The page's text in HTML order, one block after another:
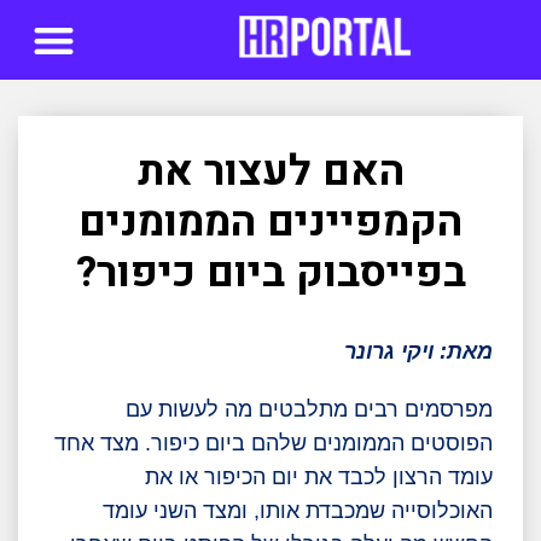
האם לעצור את
הקמפיינים הממומנים
בפייסבוק ביום כיפור?
מאת: ויקי גרונר
מפרסמים רבים מתלבטים מה לעשות עם
הפוסטים הממומנים שלהם ביום כיפור. מצד אחד
עומד הרצון לכבד את יום הכיפור או את
האוכלוסייה שמכבדת אותו, ומצד השני עומד